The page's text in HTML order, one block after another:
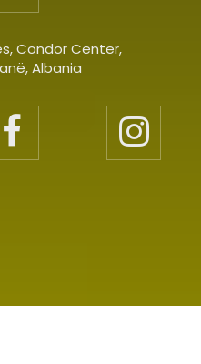
Condor Center,
Albania